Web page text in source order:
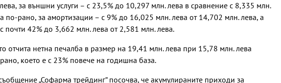
за външни услуги – с 23,5% до 10,297 млн. лева в сравнение с 8,335 млн.
по-рано, за амортизации – с 9% до 16,025 млн. лева от 14,702 млн. лева, а
почти 42% до 3,662 млн. лева от 2,581 млн. лева.
отчита нетна печалба в размер на 19,41 млн. лева при 15,78 млн. лева
което е с 23% повече на годишна база.
„Софарма трейдинг“ посочва, че акумулираните приходи за
Тъжна вест! Почина
голямо име в